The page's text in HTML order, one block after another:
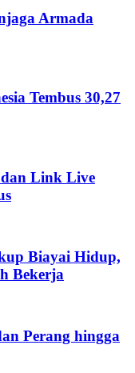
Armada
Tembus 30,27
Link Live
Biayai Hidup,
Bekerja
Perang hingga